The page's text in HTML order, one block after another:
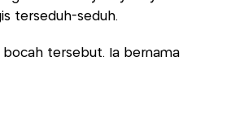
terseduh-seduh.
bocah tersebut. Ia bernama